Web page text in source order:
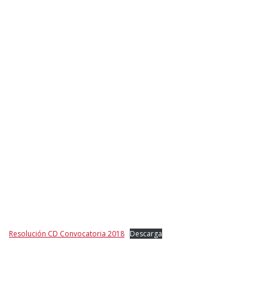
Resolución CD Convocatoria 2018 Descarga